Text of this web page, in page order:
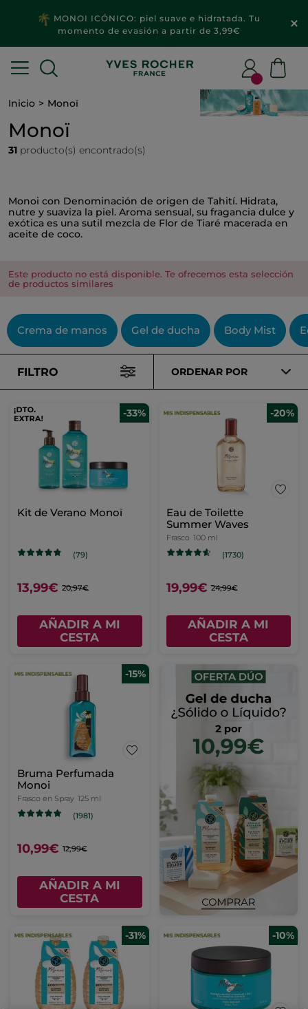
MONOI ICÓNICO: piel suave e hidratada. Tu
momento de evasión a partir de 3,99€
Inicio Monoï
Monoï
31 producto(s) encontrado(s)
Monoi con Denominación de origen de Tahití. Hidrata,
nutre y suaviza la piel. Aroma sensual, su fragancia dulce y
exótica es una sutil mezcla de Flor de Tiaré macerada en
aceite de coco.
Este producto no está disponible. Te ofrecemos esta selección
de productos similares
Crema de manos Gel de ducha Body Mist
FILTRO ORDENAR POR
-33%
Kit de Verano Monoï
(79)
13,99€ 20,97€
AÑADIR A MI
CESTA
-20%
Eau de Toilette
Summer Waves
Frasco 100 ml
(1730)
19,99€ 24,99€
AÑADIR A MI
CESTA
-15%
Bruma Perfumada
Monoi
Frasco en Spray 125 ml
(1981)
10,99€ 12,99€
AÑADIR A MI
CESTA
-31% -10%